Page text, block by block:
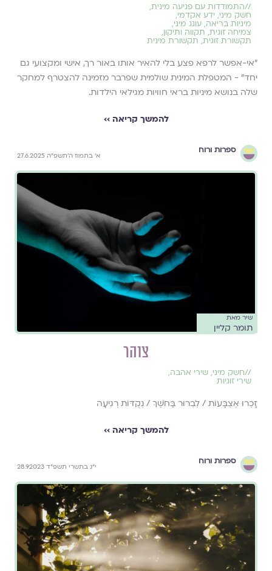
//התמודדות עם פגיעה מינית,
חשק מיני, ידע אקדמי,
מיניות בריאה, עונג מיני,
צמיחה זוגית, תקווה ותיקון,
תקשורת זוגית, תקשורת מינית
״אי-אפשר לרפא פצע בלי להאיר אותו באור רך, אישי ומקצועי גם
יחד״ - המטפלת המינית שולמית שפרבר מזמינה להצטרף למחקר
שלה בנושא מיניות בראי חוויות מגילאי הילדות.
להמשך קריאה ››
ספרות ורוח
א׳ בתמוז ה׳תשפ״ה 27.6.2025
שיר מאת
תומר קליין
צוהר
//חשק מיני, שירי אהבה,
שירי זוגיות
זָכְרוּ אֶצְבָּעוֹת / לְבֵרוּר בַּחֹשֶׁךְ / נְקֻדּוֹת רְגִיעָה
להמשך קריאה ››
ספרות ורוח
י״ג בתשרי תשפ״ד 28.9.2023